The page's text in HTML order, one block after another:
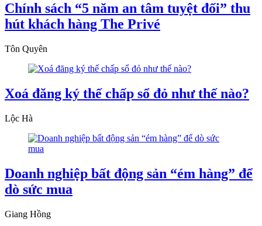
Chính sách “5 năm an tâm tuyệt đối” thu
hút khách hàng The Privé
Tôn Quyên
Xoá đăng ký thế chấp sổ đỏ như thế nào?
Lộc Hà
Doanh nghiệp bất động sản “ém hàng” để
dò sức mua
Giang Hồng